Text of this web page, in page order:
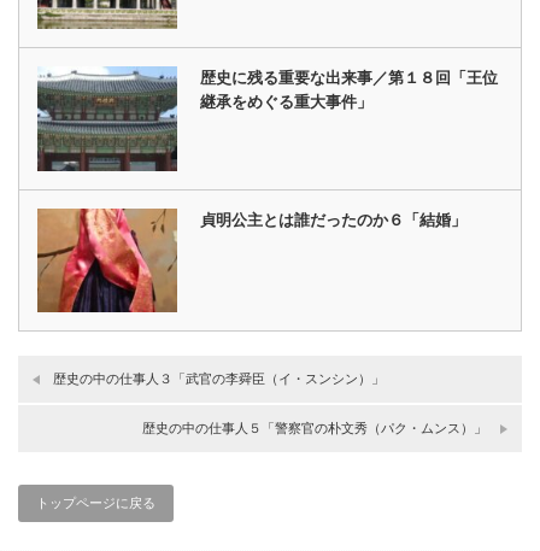
歴史に残る重要な出来事／第１８回「王位
継承をめぐる重大事件」
貞明公主とは誰だったのか６「結婚」
歴史の中の仕事人３「武官の李舜臣（イ・スンシン）」
歴史の中の仕事人５「警察官の朴文秀（パク・ムンス）」
トップページに戻る